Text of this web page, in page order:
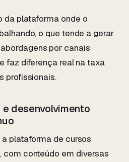
da plataforma onde o
o que tende a gerar
por canais
faz diferença real na taxa
profissionais.
desenvolvimento
a plataforma de cursos
com conteúdo em diversas